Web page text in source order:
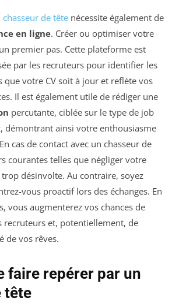
chasseur de tête nécessite également de
en ligne. Créer ou optimiser votre
premier pas. Cette plateforme est
par les recruteurs pour identifier les
que votre CV soit à jour et reflète vos
Il est également utile de rédiger une
percutante, ciblée sur le type de job
démontrant ainsi votre enthousiasme
cas de contact avec un chasseur de
courantes telles que négliger votre
désinvolte. Au contraire, soyez
vous proactif lors des échanges. En
vous augmenterez vos chances de
recruteurs et, potentiellement, de
de vos rêves.
faire repérer par un
tête